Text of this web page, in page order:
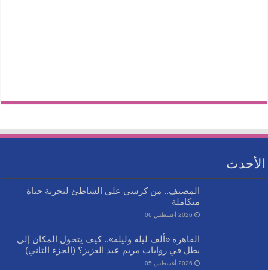
الأحدث
المصيف.. من كرسي على الشاطئ لتجربة حياة
متكاملة
2026 أغسطس 06
القاهرة «ألف ليلة وليلة».. كيف يتحول المكان إلى
بطل في روايات مريم عبد العزيز؟ (الجزء الثاني)
2026 أغسطس 05